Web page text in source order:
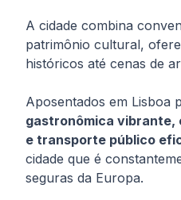
A cidade combina
patrimônio cultural,
históricos até cenas de
Aposentados em Lisboa
gastronômica vibrante,
e transporte público
cidade que é
seguras da Europa.